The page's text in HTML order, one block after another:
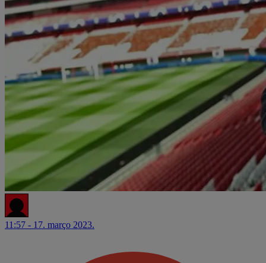
11:57 - 17. março 2023.